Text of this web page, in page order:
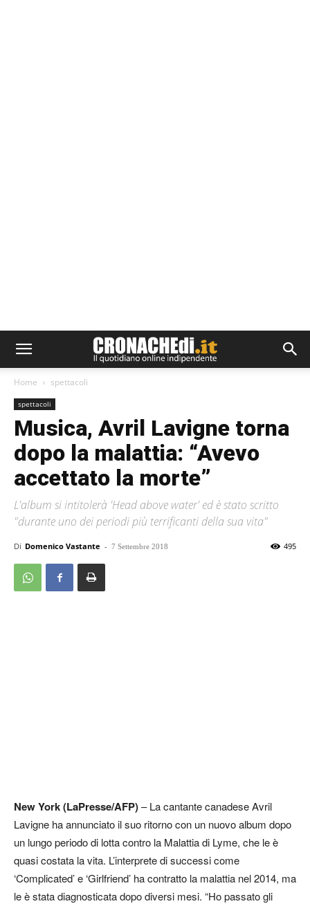
Home spettacoli
spettacoli
Musica, Avril Lavigne torna
dopo la malattia: “Avevo
accettato la morte”
L'album si intitolerà 'Head above water' ed è stato scritto
"durante uno dei periodi più terrificanti della sua vita"
Di Domenico Vastante - 7 Settembre 2018 495
New York (LaPresse/AFP)– La cantante canadese Avril
Lavigne ha annunciato il suo ritorno con un nuovo album dopo
un lungo periodo di lotta contro la Malattia di Lyme, che le è
quasi costata la vita. L’interprete di successi come
‘Complicated’ e ‘Girlfriend’ ha contratto la malattia nel 2014, ma
le è stata diagnosticata dopo diversi mesi. “Ho passato gli